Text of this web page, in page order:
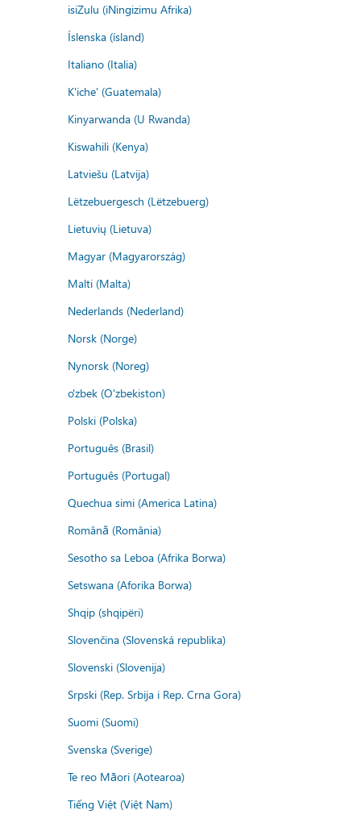
isiZulu (iNingizimu Afrika)
Íslenska (ísland)
Italiano (Italia)
K'iche' (Guatemala)
Kinyarwanda (U Rwanda)
Kiswahili (Kenya)
Latviešu (Latvija)
Lëtzebuergesch (Lëtzebuerg)
Lietuvių (Lietuva)
Magyar (Magyarország)
Malti (Malta)
Nederlands (Nederland)
Norsk (Norge)
Nynorsk (Noreg)
o'zbek (O'zbekiston)
Polski (Polska)
Português (Brasil)
Português (Portugal)
Quechua simi (America Latina)
Română (România)
Sesotho sa Leboa (Afrika Borwa)
Setswana (Aforika Borwa)
Shqip (shqipëri)
Slovenčina (Slovenská republika)
Slovenski (Slovenija)
Srpski (Rep. Srbija i Rep. Crna Gora)
Suomi (Suomi)
Svenska (Sverige)
Te reo Māori (Aotearoa)
Tiếng Việt (Việt Nam)